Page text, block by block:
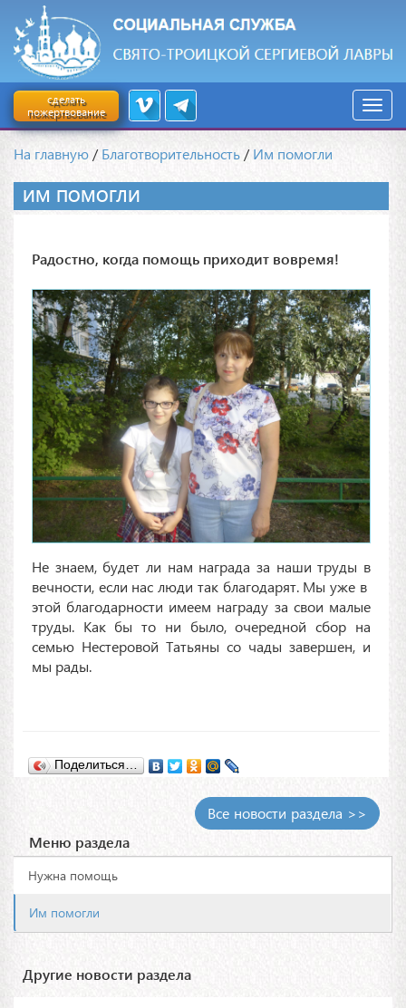
сделать
пожертвование
На главную /Благотворительность /Им помогли
ИМ ПОМОГЛИ
Радостно, когда помощь приходит вовремя!
Не знаем, будет ли нам награда за наши труды в
вечности, если нас люди так благодарят. Мы уже в
этой благодарности имеем награду за свои малые
труды. Как бы то ни было, очередной сбор на
семью Нестеровой Татьяны со чады завершен, и
мы рады.
Поделиться…
Все новости раздела >>
Меню раздела
Нужна помощь
Им помогли
Другие новости раздела